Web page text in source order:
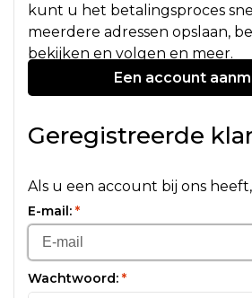
kunt u het betalingsproces
meerdere adressen opslaan,
bekijken en volgen en meer.
Een account
Geregistreerde
Als u een account bij ons
E-mail: *
Wachtwoord: *